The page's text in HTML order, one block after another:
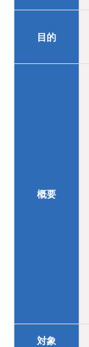
目的
概要
対象